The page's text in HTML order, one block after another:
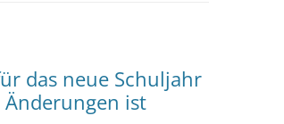
das neue Schuljahr
ist